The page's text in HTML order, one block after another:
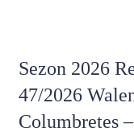
Sezon 2026
47/2026
Columbretes